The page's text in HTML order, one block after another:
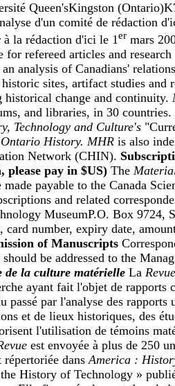
Queen'sKingston
d'un comité de rédaction
la rédaction d'ici le 1ermars
for refereed articles and
an analysis of Canadians'
sites, artifact studies and
historical change and continuity.
and libraries, in 30
Technology and Culture's
History. MHRis also
Network (CHIN).
please pay in $US) The
made payable to the Canada
and related
MuseumP.O. Box
card number, expiry date,
of Manuscripts
be addressed to the
de la culture matérielle La
ayant fait l'objet de
passé par l'analyse des
et de lieux historiques, des
l'utilisation de témoins
est envoyée à plus de 250
dansAmerica :
History of Technology »